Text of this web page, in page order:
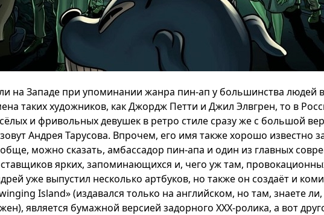
на Западе при упоминании жанра пин-ап у большинства людей
таких художников, как Джордж Петти и Джил Элвгрен, то в
и фривольных девушек в ретро стиле сразу же с большой
Андрея Тарусова. Впрочем, его имя также хорошо известно
можно сказать, амбассадор пин-апа и один из главных
ярких, запоминающихся и, чего уж там,
уже выпустил несколько артбуков, но также он создаёт и
Island» (издавался только на английском, но там, знаете
является бумажной версией задорного XXX-ролика, а вот